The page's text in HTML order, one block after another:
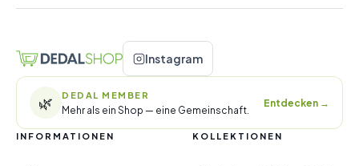
Instagram
🌿 DEDAL MEMBER
Mehr als ein Shop — eine Gemeinschaft.
Entdecken →
INFORMATIONEN KOLLEKTIONEN